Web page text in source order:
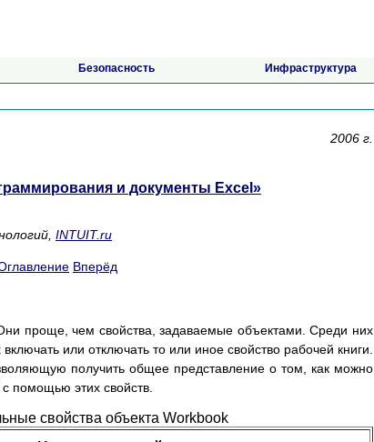
Безопасность Инфраструктура
2006 г.
и документы Excel»
INTUIT.ru
Вперёд
проще, чем свойства, задаваемые объектами. Среди них
или отключать то или иное свойство рабочей книги.
получить общее представление о том, как можно
помощью этих свойств.
свойства объекта Workbook